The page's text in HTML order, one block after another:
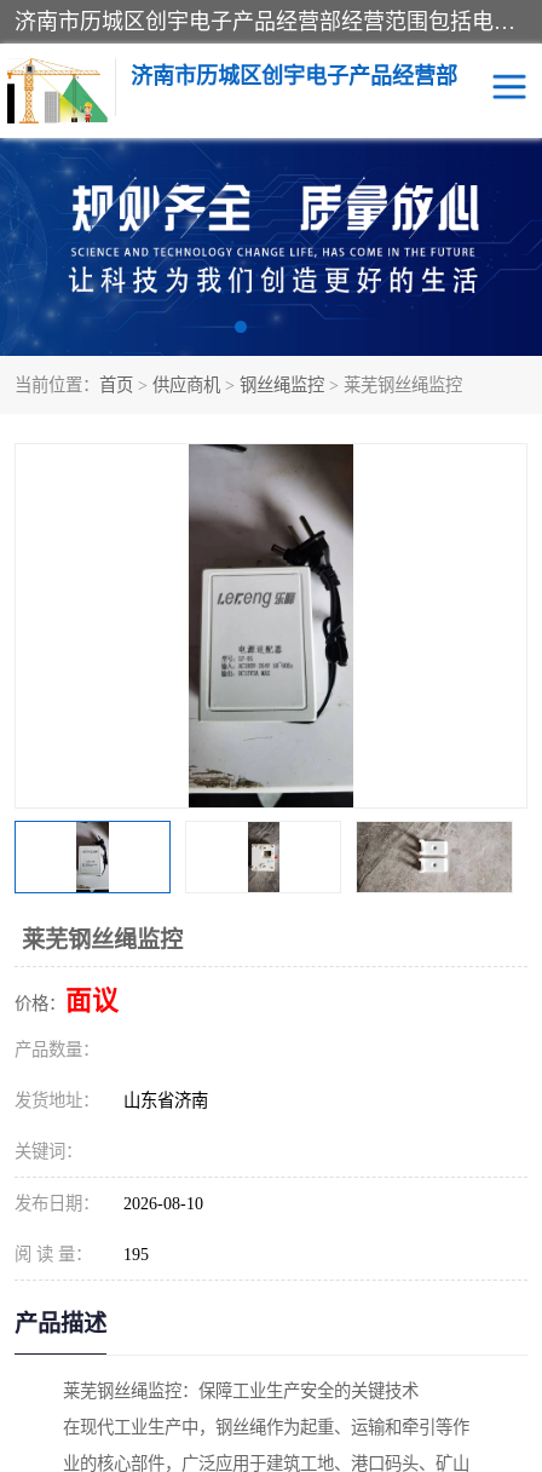
济南市历城区创宇电子产品经营部经营范围包括电子产品、起重机械配件、电气设备、仪器仪表、配电箱、监控设备的批发、零售；配电箱、仪器仪表（不含计量器）、工业自动化设备（不含特种设备、电力设备）的安装、维修。（依法须经批准的项目，经相关部门批准后方可开展经营活动）。
济南市历城区创宇电子产品经营部
当前位置： 首页 > 供应商机 > 钢丝绳监控 > 莱芜钢丝绳监控
莱芜钢丝绳监控
价格： 面议
产品数量：
发货地址： 山东省济南
关键词：
发布日期： 2026-08-10
阅 读 量： 195
产品描述
莱芜钢丝绳监控：保障工业生产安全的关键技术
在现代工业生产中，钢丝绳作为起重、运输和牵引等作
业的核心部件，广泛应用于建筑工地、港口码头、矿山
标养式监测 吊钩可视化
钢丝绳监控 高支模
升降机 施工临电箱监测系统